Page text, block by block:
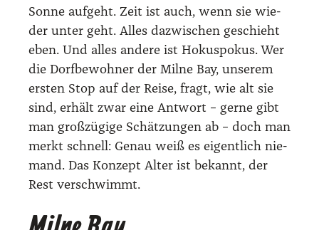
Son­ne auf­geht. Zeit ist auch, wenn sie wie­
der unter geht. Alles dazwi­schen geschieht
eben. Und alles ande­re ist Hokus­po­kus. Wer
die Dorf­be­woh­ner der Mil­ne Bay, unse­rem
ers­ten Stop auf der Rei­se, fragt, wie alt sie
sind, erhält zwar eine Ant­wort – ger­ne gibt
man groß­zü­gi­ge Schät­zun­gen ab – doch man
merkt schnell: Genau weiß es eigent­lich nie­
mand. Das Kon­zept Alter ist bekannt, der
Rest ver­schwimmt.